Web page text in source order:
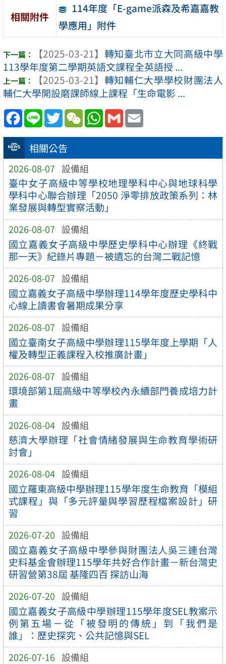
相關公告
2026-08-07 設備組
臺中女子高級中等學校地理學科中心與地球科學
學科中心聯合辦理「2050 淨零排放政策系列：林
業發展與轉型實察活動」
2026-08-07 設備組
國立嘉義女子高級中學歷史學科中心辦理《終戰
那一天》紀錄片專題－被遺忘的台灣二戰記憶
2026-08-07 設備組
國立嘉義女子高級中學辦理114學年度歷史學科中
心線上讀書會暑期成果分享
2026-08-07 設備組
國立臺南女子高級中學辦理115學年度上學期「人
權及轉型正義課程入校推廣計畫」
2026-08-07 設備組
環境部第1屆高級中等學校內永續部門養成培力計
畫
2026-08-04 設備組
慈濟大學辦理「社會情緒發展與生命教育學術研
討會」
2026-08-04 設備組
國立羅東高級中學辦理115學年度生命教育「模組
式課程」與「多元評量與學習歷程檔案設計」研
習
2026-07-20 設備組
國立嘉義女子高級中學參與財團法人吳三連台灣
史料基金會辦理115學年共好合作計畫－新台灣史
研習營第38屆 基隆四百 探訪山海
2026-07-20 設備組
國立嘉義女子高級中學辦理115學年度SEL教案示
例第五場－從「被發明的傳統」到「我們是
誰」：歷史探究、公共記憶與SEL
2026-07-16 設備組
相關附件
114年度「E-game派森及希嘉嘉教
學應用」附件
【2025-03-21】 轉知臺北市立大同高級中學
113學年度第二學期英語文課程全英語授 ...
【2025-03-21】 轉知輔仁大學學校財團法人
輔仁大學開設磨課師線上課程「生命電影 ...
Facebook
Line TwitterWeChatWhatsApp
Gmail